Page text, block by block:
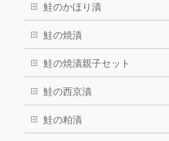
鮭のかほり漬
鮭の焼漬
鮭の焼漬親子セット
鮭の西京漬
鮭の粕漬